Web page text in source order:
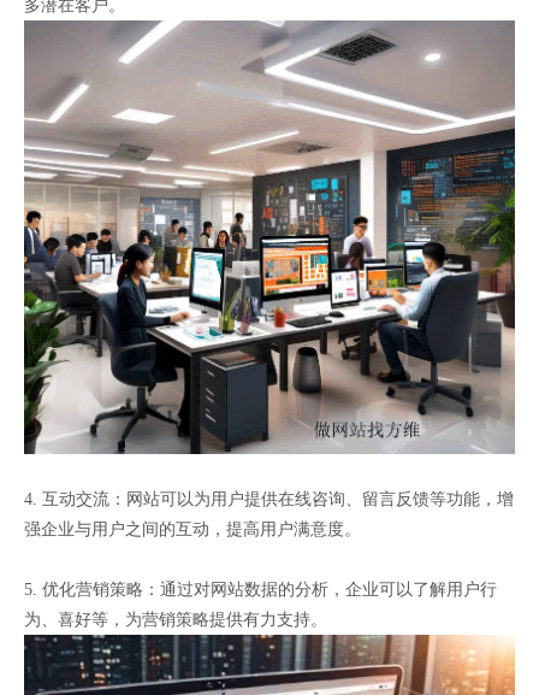
多潜在客户。
4. 互动交流：网站可以为用户提供在线咨询、留言反馈等功能，增
强企业与用户之间的互动，提高用户满意度。
5. 优化营销策略：通过对网站数据的分析，企业可以了解用户行
为、喜好等，为营销策略提供有力支持。